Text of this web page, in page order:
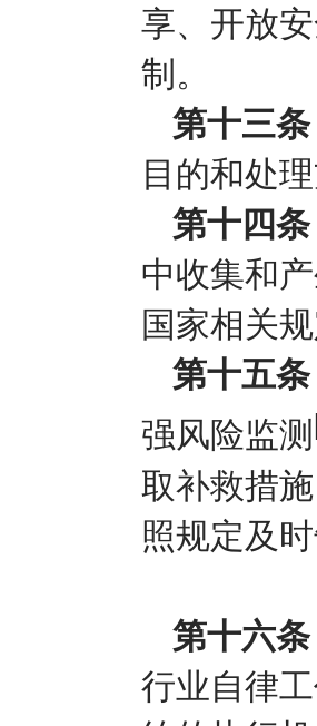
享、开放
制。
第十三条
目的和处
第十四条
中收集和
国家相关
第十五条
强风险监测
取补救措
照规定及
第十六条
行业自律